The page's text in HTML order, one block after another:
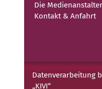
Die
Kontakt & Anfahrt
Datenverarbeitung
„KIVI“